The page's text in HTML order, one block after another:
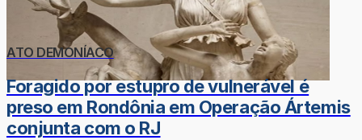
ATO DEMONÍACO
Foragido por estupro de vulnerável é
preso em Rondônia em Operação Ártemis
conjunta com o RJ